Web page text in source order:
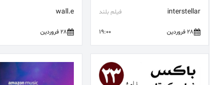
interstellar فیلم بلند
28 فروردین 19:00
wall.e
28 فروردین